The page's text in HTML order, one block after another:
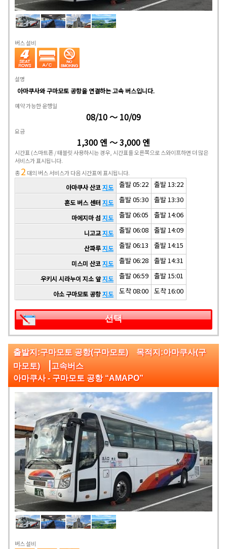
버스 설비
설명
아마쿠사와 구마모토 공항을 연결하는 고속 버스입니다.
예약 가능한 운행일
08/10 ～ 10/09
요금
1,300 엔 ～ 3,000 엔
시간표 (스마트폰 / 태블릿 사용하시는 경우, 시간표를 오른쪽으로 스와이프하면 더 많은
서비스가 표시됩니다.
총2 대의 버스 서비스가 다음 시간표에 표시됩니다.
아마쿠사 산코지도 출발 05:22 출발 13:22
혼도 버스 센터 지도 출발 05:30 출발 13:30
마에지마 섬 지도 출발 06:05 출발 14:06
니고교지도 출발 06:08 출발 14:09
산파루지도 출발 06:13 출발 14:15
미스미 산코지도 출발 06:28 출발 14:31
우키시 시라누이 지소 앞지도 출발 06:59 출발 15:01
아소 구마모토 공항지도 도착 08:00 도착 16:00
선택
출발지:구마모토 공항(구마모토) 목적지:아마쿠사(구
마모토) |고속버스
아마쿠사 - 구마모토 공항 “AMAPO”
버스 설비